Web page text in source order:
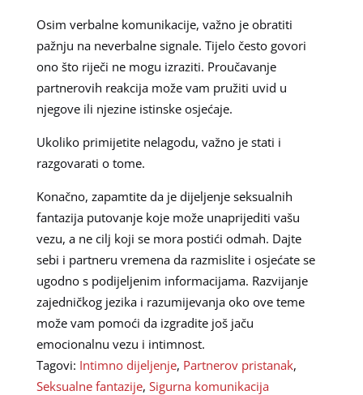
Osim verbalne komunikacije, važno je obratiti
pažnju na neverbalne signale. Tijelo često govori
ono što riječi ne mogu izraziti. Proučavanje
partnerovih reakcija može vam pružiti uvid u
njegove ili njezine istinske osjećaje.
Ukoliko primijetite nelagodu, važno je stati i
razgovarati o tome.
Konačno, zapamtite da je dijeljenje seksualnih
fantazija putovanje koje može unaprijediti vašu
vezu, a ne cilj koji se mora postići odmah. Dajte
sebi i partneru vremena da razmislite i osjećate se
ugodno s podijeljenim informacijama. Razvijanje
zajedničkog jezika i razumijevanja oko ove teme
može vam pomoći da izgradite još jaču
emocionalnu vezu i intimnost.
Tagovi: Intimno dijeljenje, Partnerov pristanak,
Seksualne fantazije, Sigurna komunikacija